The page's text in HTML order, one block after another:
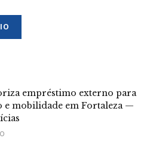
empréstimo externo para
e mobilidade em Fortaleza —